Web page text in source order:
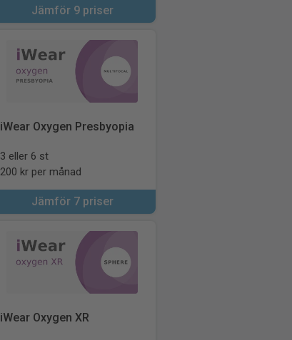
Jämför 9 priser
iWear Oxygen Presbyopia
3 eller 6 st
200 kr per månad
Jämför 7 priser
iWear Oxygen XR